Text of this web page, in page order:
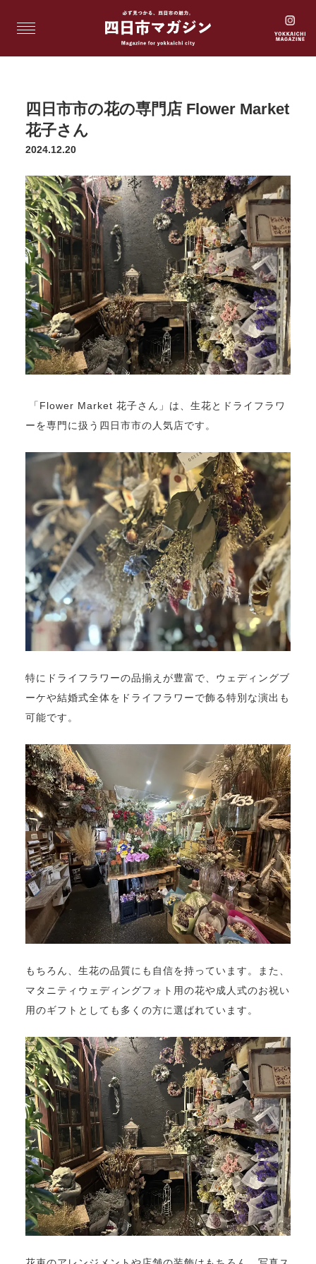
四日市市の花の専門店 Flower Market
花子さん
2024.12.20
「Flower Market 花子さん」は、生花とドライフラワ
ーを専門に扱う四日市市の人気店です。
特にドライフラワーの品揃えが豊富で、ウェディングブ
ーケや結婚式全体をドライフラワーで飾る特別な演出も
可能です。
もちろん、生花の品質にも自信を持っています。また、
マタニティウェディングフォト用の花や成人式のお祝い
用のギフトとしても多くの方に選ばれています。